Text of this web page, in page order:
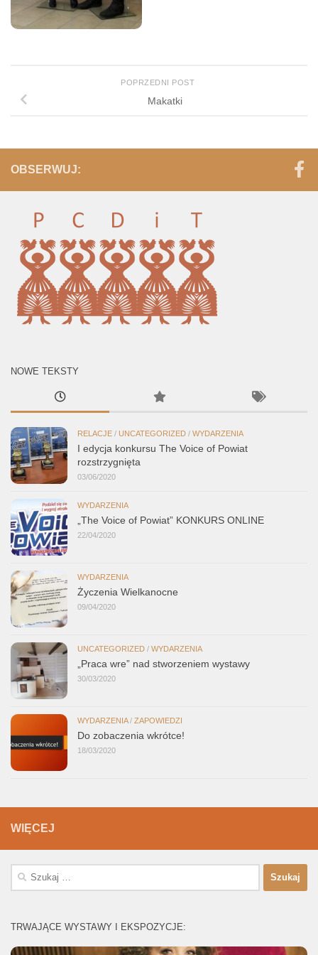
POPRZEDNI POST
Makatki
OBSERWUJ:
NOWE TEKSTY
RELACJE / UNCATEGORIZED / WYDARZENIA
I edycja konkursu The Voice of Powiat
rozstrzygnięta
03/06/2020
WYDARZENIA
„The Voice of Powiat” KONKURS ONLINE
22/04/2020
WYDARZENIA
Życzenia Wielkanocne
09/04/2020
UNCATEGORIZED / WYDARZENIA
„Praca wre” nad stworzeniem wystawy
30/03/2020
WYDARZENIA/ ZAPOWIEDZI
Do zobaczenia wkrótce!
18/03/2020
WIĘCEJ
Szukaj:
TRWAJĄCE WYSTAWY I EKSPOZYCJE: